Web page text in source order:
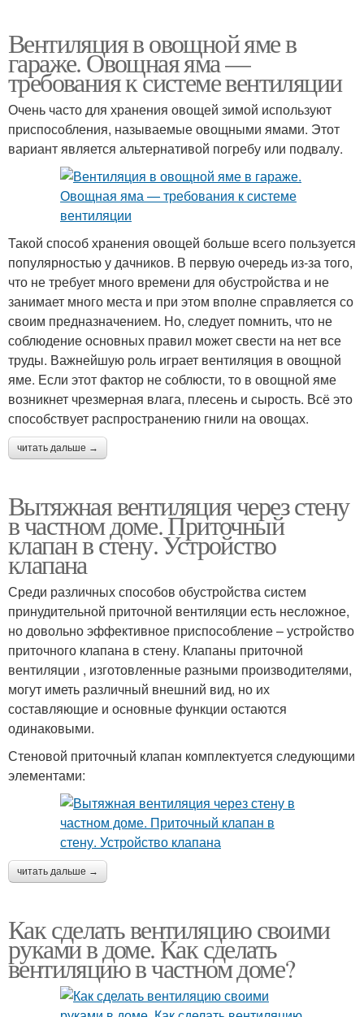
Вентиляция в овощной яме в
гараже. Овощная яма —
требования к системе вентиляции
Очень часто для хранения овощей зимой используют
приспособления, называемые овощными ямами. Этот
вариант является альтернативой погребу или подвалу.
Такой способ хранения овощей больше всего пользуется
популярностью у дачников. В первую очередь из-за того,
что не требует много времени для обустройства и не
занимает много места и при этом вполне справляется со
своим предназначением. Но, следует помнить, что не
соблюдение основных правил может свести на нет все
труды. Важнейшую роль играет вентиляция в овощной
яме. Если этот фактор не соблюсти, то в овощной яме
возникнет чрезмерная влага, плесень и сырость. Всё это
способствует распространению гнили на овощах.
читать дальше →
Вытяжная вентиляция через стену
в частном доме. Приточный
клапан в стену. Устройство
клапана
Среди различных способов обустройства систем
принудительной приточной вентиляции есть несложное,
но довольно эффективное приспособление – устройство
приточного клапана в стену. Клапаны приточной
вентиляции , изготовленные разными производителями,
могут иметь различный внешний вид, но их
составляющие и основные функции остаются
одинаковыми.
Стеновой приточный клапан комплектуется следующими
элементами:
читать дальше →
Как сделать вентиляцию своими
руками в доме. Как сделать
вентиляцию в частном доме?